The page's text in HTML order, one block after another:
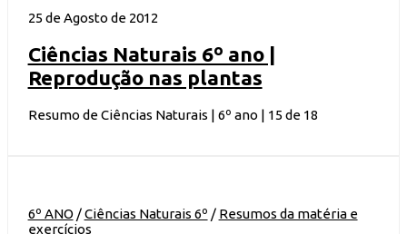
25 de Agosto de 2012
Ciências Naturais 6º ano |
Reprodução nas plantas
Resumo de Ciências Naturais | 6º ano | 15 de 18
6º ANO /Ciências Naturais 6º / Resumos da matéria e
exercícios